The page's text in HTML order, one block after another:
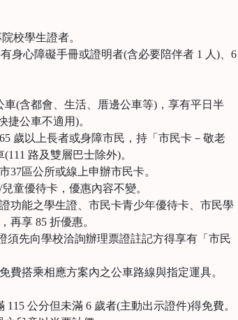
校學生證者。
身心障礙手冊或證明者(含必要陪伴者 1 人)、6
(含都會、生活、厝邊公車等)，享有平日半
捷公車不適用)。
歲以上長者或身障市民，持「市民卡－敬老
路及雙層巴士除外)。
37區公所或線上申辦市民卡。
童優待卡，優惠內容不變。
功能之學生證、市民卡青少年優待卡、市民學
再享 85 折優惠。
須先向學校洽詢辦理票證註記方得享有「市民
費搭乘相應方案內之公車路線與指定運具。
公分但未滿 6 歲者(主動出示證件)得免費。